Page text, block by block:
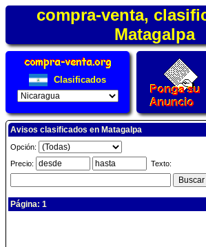
compra-venta,
Matagalpa
Clasificados
Avisos clasificados en Matagalpa
Opción:
Precio:
Texto:
Página: 1